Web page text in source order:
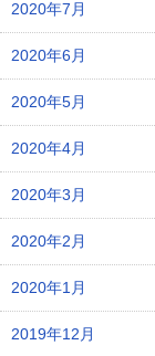
2020年7月
2020年6月
2020年5月
2020年4月
2020年3月
2020年2月
2020年1月
2019年12月